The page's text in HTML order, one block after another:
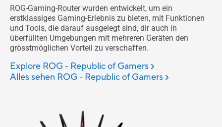
ROG-Gaming-Router wurden entwickelt, um ein
erstklassiges Gaming-Erlebnis zu bieten, mit Funktionen
und Tools, die darauf ausgelegt sind, dir auch in
überfüllten Umgebungen mit mehreren Geräten den
grösstmöglichen Vorteil zu verschaffen.
Explore ROG - Republic of Gamers
Alles sehen ROG - Republic of Gamers